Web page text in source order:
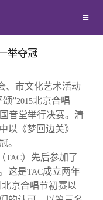
举夺冠
、市文化艺术活动
颂”2015北京合唱
音堂举行决赛。清
以《梦回边关》
。
TAC）先后参加了
这是TAC成立两年
北京合唱节初赛以